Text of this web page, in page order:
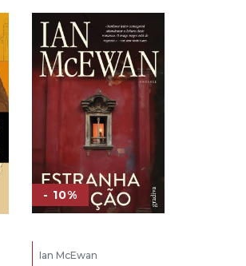
- 10%
Ian McEwan